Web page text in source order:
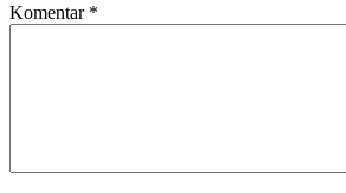
Komentar *